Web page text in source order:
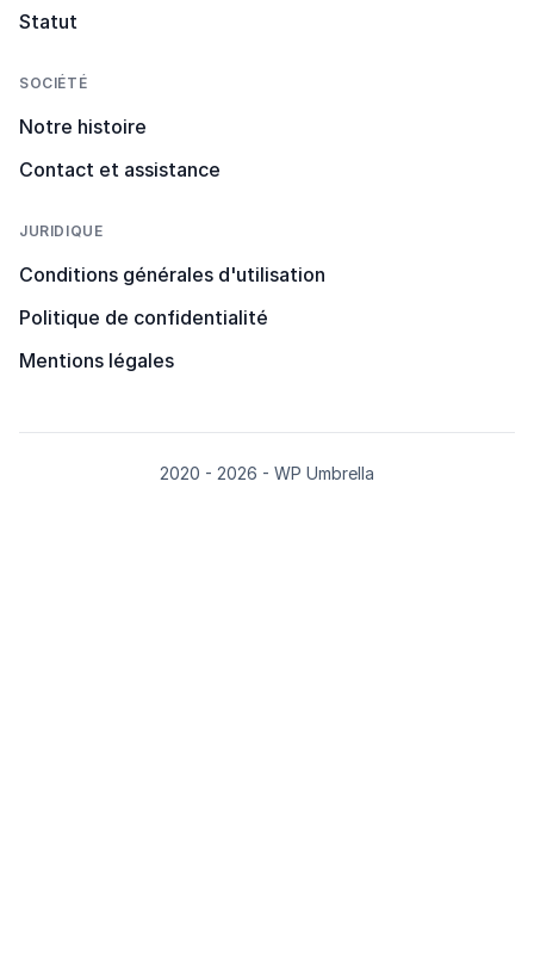
Statut
SOCIÉTÉ
Notre histoire
Contact et assistance
JURIDIQUE
Conditions générales d'utilisation
Politique de confidentialité
Mentions légales
2020 - 2026 - WP Umbrella